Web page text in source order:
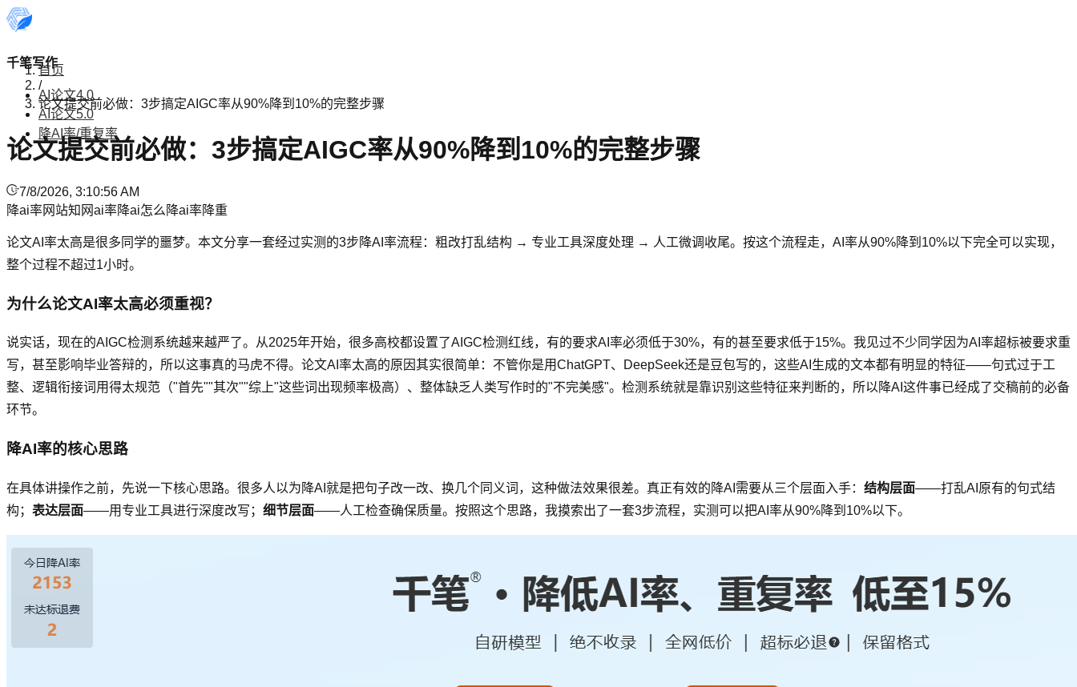
千笔写作
AI论文4.0
AI论文5.0
降AI率/重复率
首页
/
论文提交前必做：3步搞定AIGC率从90%降到10%的完整步骤
论文提交前必做：3步搞定AIGC率从90%降到10%的完整步骤
7/8/2026, 3:10:56 AM
降ai率网站知网ai率降ai怎么降ai率降重
论文AI率太高是很多同学的噩梦。本文分享一套经过实测的3步降AI率流程：粗改打乱结构 → 专业工具深度处理 → 人工微调收尾。按这个流程走，AI率从90%降到10%以下完全可以实现，
整个过程不超过1小时。
为什么论文AI率太高必须重视？
说实话，现在的AIGC检测系统越来越严了。从2025年开始，很多高校都设置了AIGC检测红线，有的要求AI率必须低于30%，有的甚至要求低于15%。我见过不少同学因为AI率超标被要求重
写，甚至影响毕业答辩的，所以这事真的马虎不得。论文AI率太高的原因其实很简单：不管你是用ChatGPT、DeepSeek还是豆包写的，这些AI生成的文本都有明显的特征——句式过于工
整、逻辑衔接词用得太规范（"首先""其次""综上"这些词出现频率极高）、整体缺乏人类写作时的"不完美感"。检测系统就是靠识别这些特征来判断的，所以降AI这件事已经成了交稿前的必备
环节。
降AI率的核心思路
在具体讲操作之前，先说一下核心思路。很多人以为降AI就是把句子改一改、换几个同义词，这种做法效果很差。真正有效的降AI需要从三个层面入手： 结构层面——打乱AI原有的句式结
构； 表达层面——用专业工具进行深度改写； 细节层面——人工检查确保质量。按照这个思路，我摸索出了一套3步流程，实测可以把AI率从90%降到10%以下。